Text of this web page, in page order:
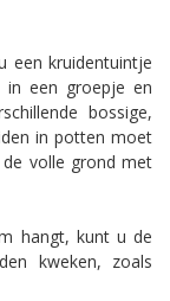
een kruidentuintje
in een groepje en
bossige,
in potten moet
volle grond met
hangt, kunt u de
kweken, zoals